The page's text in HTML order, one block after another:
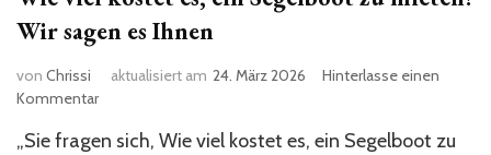
Wir sagen es Ihnen
von Chrissi aktualisiert am 24. März 2026
Hinterlasse einen
Kommentarzu
viel
„Sie fragen sich, Wie viel kostet es, ein Segelboot zu